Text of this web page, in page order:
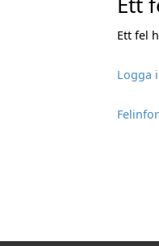
Ett fel
Logga